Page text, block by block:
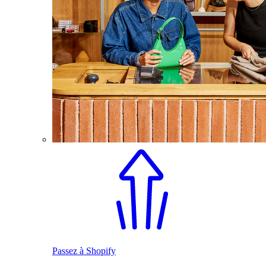
Passez à Shopify